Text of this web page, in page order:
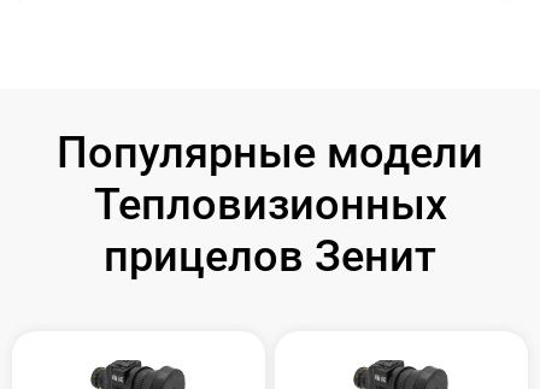
Популярные модели
Тепловизионных
прицелов Зенит